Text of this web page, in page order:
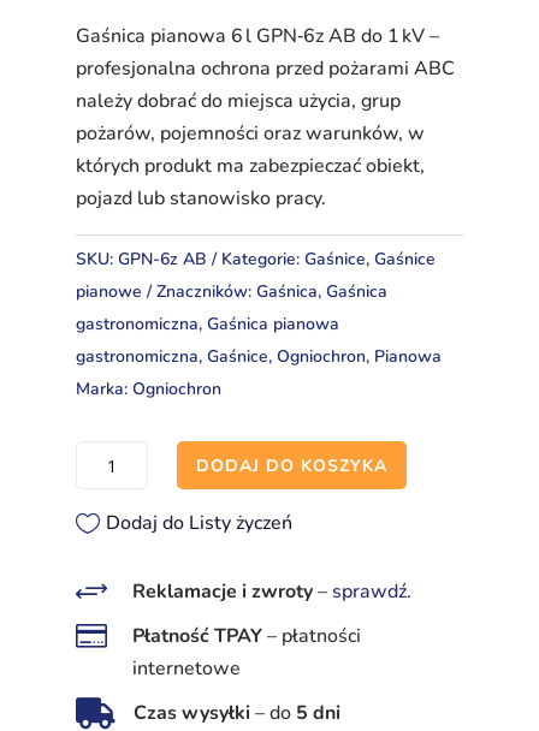
Gaśnica pianowa 6 l GPN‑6z AB do 1 kV –
profesjonalna ochrona przed pożarami ABC
należy dobrać do miejsca użycia, grup
pożarów, pojemności oraz warunków, w
których produkt ma zabezpieczać obiekt,
pojazd lub stanowisko pracy.
SKU: GPN-6z AB Kategorie: Gaśnice, Gaśnice
pianowe
Znaczników: Gaśnica, Gaśnica
gastronomiczna, Gaśnica pianowa
gastronomiczna, Gaśnice, Ogniochron, Pianowa
Marka: Ogniochron
ilość
pianowa
GPN‑6z
AB
do
–
DODAJ DO KOSZYKA
Dodaj do Listy życzeń
+ Reklamacje i zwroty–sprawdź.
 Płatność TPAY– płatności
internetowe
 Czas wysyłki–do 5 dni